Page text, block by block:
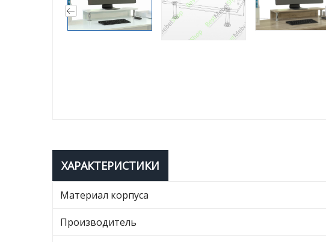
ХАРАКТЕРИСТИКИ
Материал корпуса
Производитель